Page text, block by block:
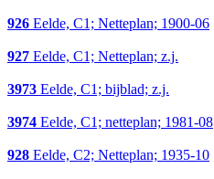
926 Eelde, C1; Netteplan; 1900-06
927 Eelde, C1; Netteplan; z.j.
3973 Eelde, C1; bijblad; z.j.
3974 Eelde, C1; netteplan; 1981-08
928 Eelde, C2; Netteplan; 1935-10